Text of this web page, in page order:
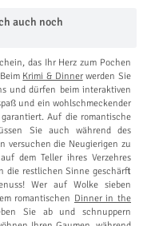
auch noch
das Ihr Herz zum Pochen
Krimi & Dinnerwerden Sie
und dürfen beim interaktiven
und ein wohlschmeckender
Auf die romantische
Sie auch während des
versuchen die Neugierigen zu
dem Teller ihres Verzehres
die restlichen Sinne geschärft
Wer auf Wolke sieben
romantischen Dinner in the
Sie ab und schnuppern